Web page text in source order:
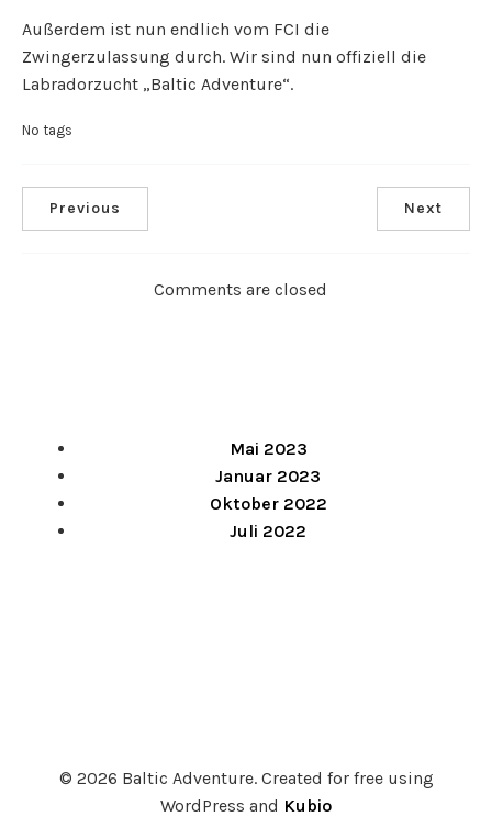
Außerdem ist nun endlich vom FCI die
Zwingerzulassung durch. Wir sind nun offiziell die
Labradorzucht „Baltic Adventure“.
No tags
Previous Next
Comments are closed
Mai 2023
Januar 2023
Oktober 2022
Juli 2022
© 2026 Baltic Adventure. Created for free using
WordPress and Kubio